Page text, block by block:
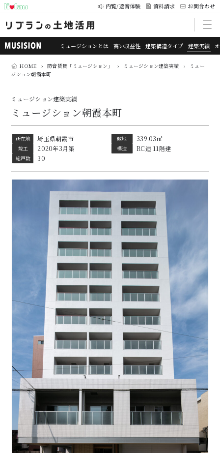
内覧/遮音体験 資料請求 お問合わせ
ミュージションとは 高い収益性 建築構造タイプ 建築実績
HOME › 防音賃貸「ミュージション」 › ミュージション建築実績 ›
ミュー
ジション朝霞本町
ミュージション建築実績
ミュージション朝霞本町
所在地 埼玉県朝霞市 敷地 339.03㎡
竣工 2020年3月築 構造 RC造 11階建
総戸数 30